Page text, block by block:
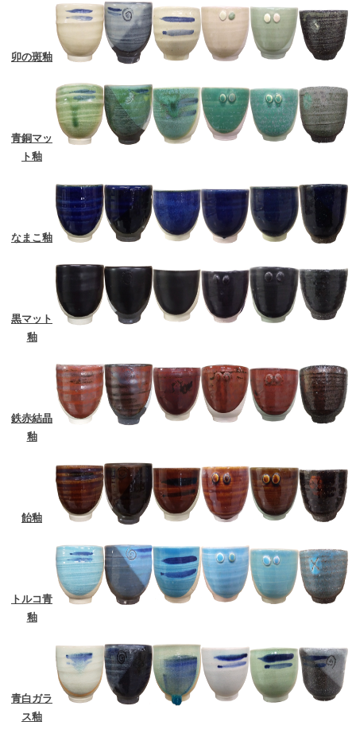
卯の斑釉
青銅マッ
ト釉
なまこ釉
黒マット
釉
鉄赤結晶
釉
飴釉
トルコ青
釉
青白ガラ
ス釉